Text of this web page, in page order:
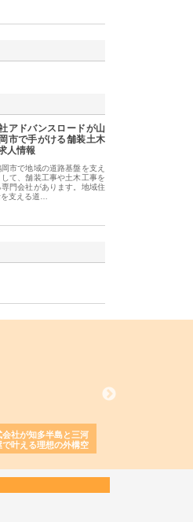
アドバンスロードが山
市で手がける舗装土木
人情報
市で地域の道路基盤を支え
して、舗装工事や土木工事を
門会社があります。地域住
支える道…
会社が知多半島と三河
で叶える理想の外構空